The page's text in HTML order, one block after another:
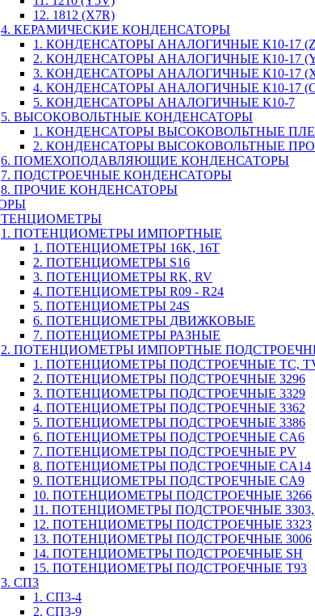
12. 1812 (X7R)
4. КЕРАМИЧЕСКИЕ КОНДЕНСАТОРЫ
1. КОНДЕНСАТОРЫ АНАЛОГИЧНЫЕ К10-17
2. КОНДЕНСАТОРЫ АНАЛОГИЧНЫЕ К10-17
3. КОНДЕНСАТОРЫ АНАЛОГИЧНЫЕ К10-17
4. КОНДЕНСАТОРЫ АНАЛОГИЧНЫЕ К10-17
5. КОНДЕНСАТОРЫ АНАЛОГИЧНЫЕ К10-7
5. ВЫСОКОВОЛЬТНЫЕ КОНДЕНСАТОРЫ
1. КОНДЕНСАТОРЫ ВЫСОКОВОЛЬТНЫЕ
2. КОНДЕНСАТОРЫ ВЫСОКОВОЛЬТНЫЕ
6. ПОМЕХОПОДАВЛЯЮЩИЕ КОНДЕНСАТОРЫ
7. ПОДСТРОЕЧНЫЕ КОНДЕНСАТОРЫ
8. ПРОЧИЕ КОНДЕНСАТОРЫ
1. ПОТЕНЦИОМЕТРЫ ИМПОРТНЫЕ
1. ПОТЕНЦИОМЕТРЫ 16K, 16T
2. ПОТЕНЦИОМЕТРЫ S16
3. ПОТЕНЦИОМЕТРЫ RK, RV
4. ПОТЕНЦИОМЕТРЫ R09 - R24
5. ПОТЕНЦИОМЕТРЫ 24S
6. ПОТЕНЦИОМЕТРЫ ДВИЖКОВЫЕ
7. ПОТЕНЦИОМЕТРЫ РАЗНЫЕ
2. ПОТЕНЦИОМЕТРЫ ИМПОРТНЫЕ
1. ПОТЕНЦИОМЕТРЫ ПОДСТРОЕЧНЫЕ TC,
2. ПОТЕНЦИОМЕТРЫ ПОДСТРОЕЧНЫЕ 3296
3. ПОТЕНЦИОМЕТРЫ ПОДСТРОЕЧНЫЕ 3329
4. ПОТЕНЦИОМЕТРЫ ПОДСТРОЕЧНЫЕ 3362
5. ПОТЕНЦИОМЕТРЫ ПОДСТРОЕЧНЫЕ 3386
6. ПОТЕНЦИОМЕТРЫ ПОДСТРОЕЧНЫЕ CA6
7. ПОТЕНЦИОМЕТРЫ ПОДСТРОЕЧНЫЕ PV
8. ПОТЕНЦИОМЕТРЫ ПОДСТРОЕЧНЫЕ CA14
9. ПОТЕНЦИОМЕТРЫ ПОДСТРОЕЧНЫЕ CA9
10. ПОТЕНЦИОМЕТРЫ ПОДСТРОЕЧНЫЕ 3266
11. ПОТЕНЦИОМЕТРЫ ПОДСТРОЕЧНЫЕ 3303,
12. ПОТЕНЦИОМЕТРЫ ПОДСТРОЕЧНЫЕ 3323
13. ПОТЕНЦИОМЕТРЫ ПОДСТРОЕЧНЫЕ 3006
14. ПОТЕНЦИОМЕТРЫ ПОДСТРОЕЧНЫЕ SH
15. ПОТЕНЦИОМЕТРЫ ПОДСТРОЕЧНЫЕ Т93
3. СП3
1. СП3-4
2. СП3-9